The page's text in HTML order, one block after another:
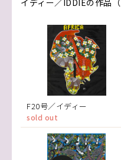
イディー／IDDIEの作品（
F20号／イディー
sold out